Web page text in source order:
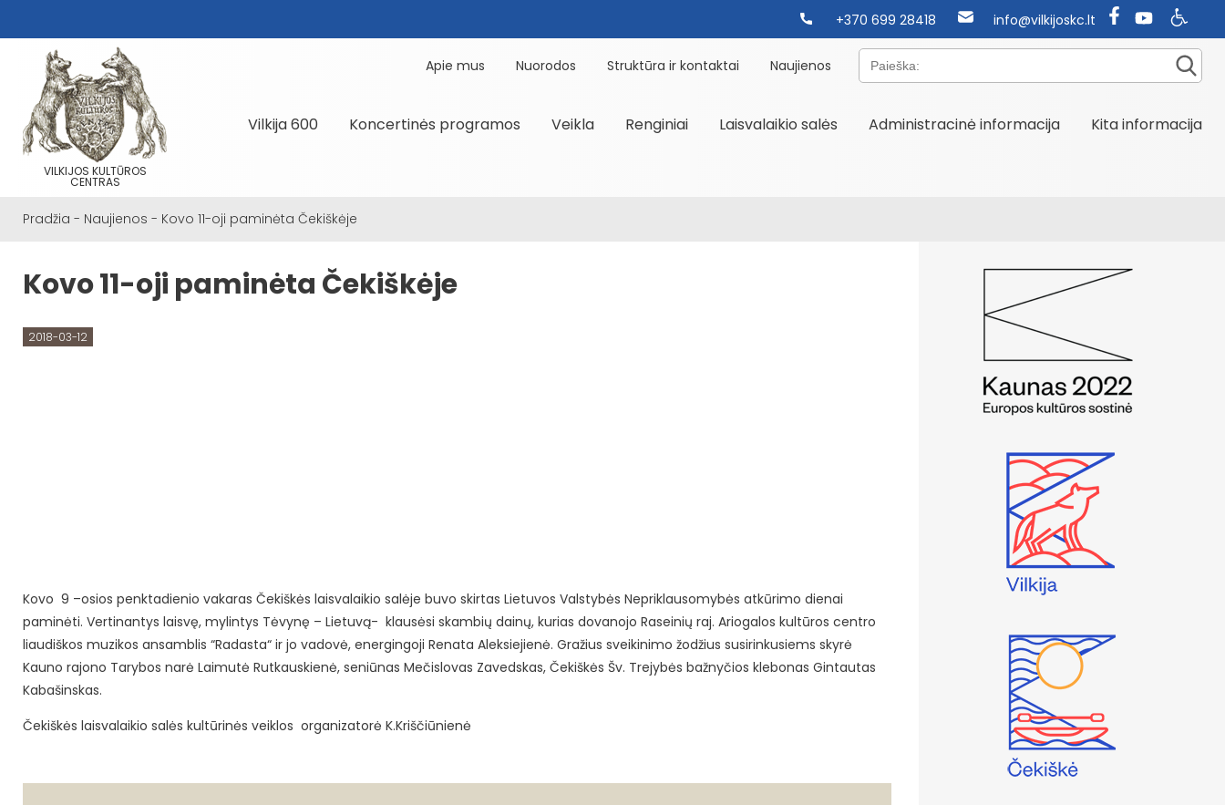
+370 699 28418 info@vilkijoskc.lt
VILKIJOS KULTŪROS
CENTRAS
Apie mus Nuorodos Struktūra ir kontaktai Naujienos Paieška:
Vilkija 600 Koncertinės programos Veikla Renginiai Laisvalaikio salės Administracinė informacija Kita informacija
Pradžia - Naujienos - Kovo 11-oji paminėta Čekiškėje
Kovo 11-oji paminėta Čekiškėje
2018-03-12
Kovo 9 –osios penktadienio vakaras Čekiškės laisvalaikio salėje buvo skirtas Lietuvos Valstybės Nepriklausomybės atkūrimo dienai
paminėti. Vertinantys laisvę, mylintys Tėvynę – Lietuvą- klausėsi skambių dainų, kurias dovanojo Raseinių raj. Ariogalos kultūros centro
liaudiškos muzikos ansamblis “Radasta“ ir jo vadovė, energingoji Renata Aleksiejienė. Gražius sveikinimo žodžius susirinkusiems skyrė
Kauno rajono Tarybos narė Laimutė Rutkauskienė, seniūnas Mečislovas Zavedskas, Čekiškės Šv. Trejybės bažnyčios klebonas Gintautas
Kabašinskas.
Čekiškės laisvalaikio salės kultūrinės veiklos organizatorė K.Kriščiūnienė